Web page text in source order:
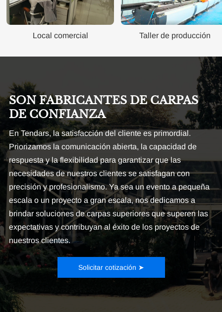
Local comercial Taller de producción
SON FABRICANTES DE CARPAS
DE CONFIANZA
En Tendars, la satisfacción del cliente es primordial.
Priorizamos la comunicación abierta, la capacidad de
respuesta y la flexibilidad para garantizar que las
necesidades de nuestros clientes se satisfagan con
precisión y profesionalismo. Ya sea un evento a pequeña
escala o un proyecto a gran escala, nos dedicamos a
brindar soluciones de carpas superiores que superen las
expectativas y contribuyan al éxito de los proyectos de
nuestros clientes.
Solicitar cotización ➤